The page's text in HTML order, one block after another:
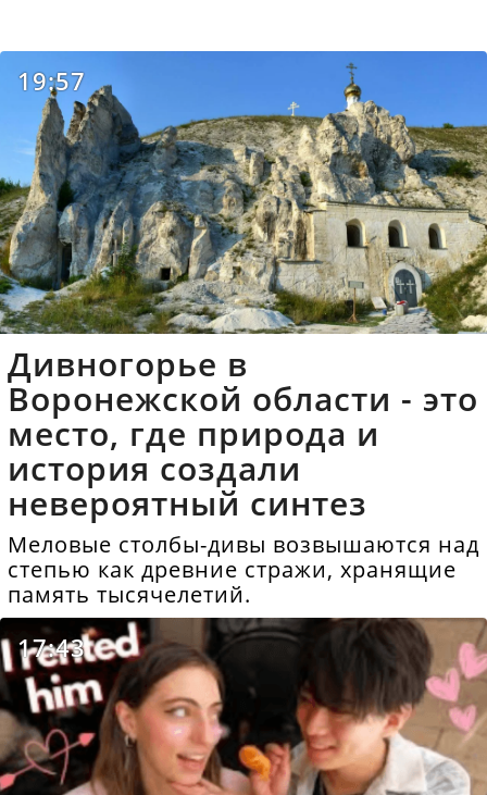
19:57
Дивногорье в
Воронежской области - это
место, где природа и
история создали
невероятный синтез
Меловые столбы-дивы возвышаются над
степью как древние стражи, хранящие
память тысячелетий.
17:43